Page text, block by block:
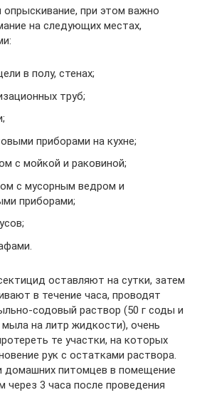
при этом важно
на следующих местах,
в полу, стенах;
труб;
приборами на кухне;
с мойкой и раковиной;
с мусорным ведром и
приборами;
оставляют на сутки, затем
в течение часа, проводят
содовый раствор (50 г соды и
мыла на литр жидкости), очень
те участки, на которых
рук с остатками раствора.
домашних питомцев в помещение
через 3 часа после проведения